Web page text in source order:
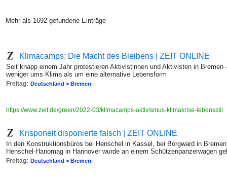
Mehr als 1692 gefundene Einträge
Klimacamps: Die Macht des Bleibens | ZEIT ONLINE
Seit knapp einem Jahr protestieren Aktivistinnen und Aktivisten in Bremen
weniger ums Klima als um eine alternative Lebensform
Freitag: Deutschland > Bremen
https://www.zeit.de/green/2022-03/klimacamps-aktivismus-klimakrise-lebensstil
Krisponeit disponierte falsch | ZEIT ONLINE
In den Konstruktionsbüros bei Henschel in Kassel, bei Borgward in
Henschel-Hanomag in Hannover wurde an einem Schützenpanzerwagen
Freitag: Deutschland > Bremen